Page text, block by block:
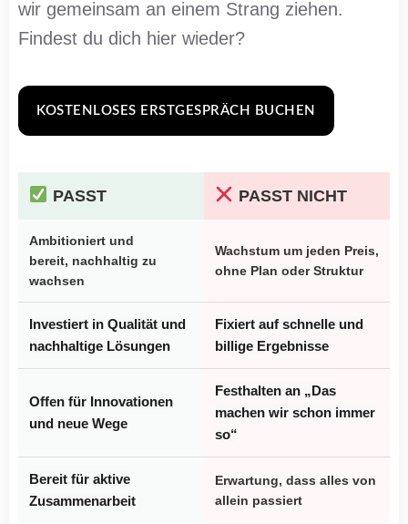
wir gemeinsam an einem Strang ziehen.
Findest du dich hier wieder?
KOSTENLOSES ERSTGESPRÄCH BUCHEN
PASST PASST NICHT
Ambitioniert und
bereit, nachhaltig zu
wachsen
Wachstum um jeden Preis,
ohne Plan oder Struktur
Investiert in Qualität und
nachhaltige Lösungen
Fixiert auf schnelle und
billige Ergebnisse
Offen für Innovationen
und neue Wege
Festhalten an „Das
machen wir schon immer
so“
Bereit für aktive
Zusammenarbeit
Erwartung, dass alles von
allein passiert